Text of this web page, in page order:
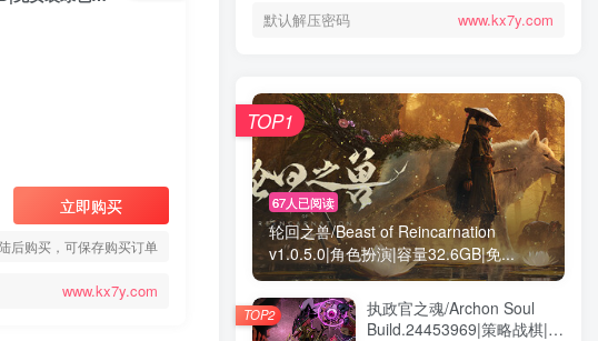
立即购买
后购买，可保存购买订单
www.kx7y.com
默认解压密码 www.kx7y.com
67人已阅读
轮回之兽/Beast of Reincarnation
v1.0.5.0|角色扮演|容量32.6GB|免...
TOP1
执政官之魂/Archon Soul
Build.24453969|策略战棋|容
TOP2